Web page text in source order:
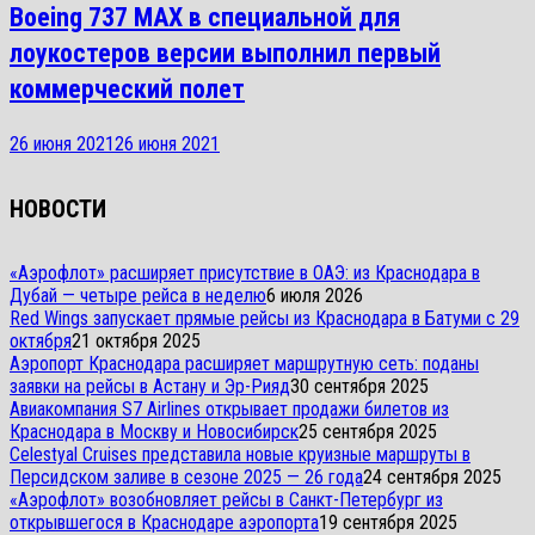
Boeing 737 MAX в специальной для
лоукостеров версии выполнил первый
коммерческий полет
26 июня 202126 июня 2021
НОВОСТИ
«Аэрофлот» расширяет присутствие в ОАЭ: из Краснодара в
Дубай — четыре рейса в неделю6 июля 2026
Red Wings запускает прямые рейсы из Краснодара в Батуми с 29
октября21 октября 2025
Аэропорт Краснодара расширяет маршрутную сеть: поданы
заявки на рейсы в Астану и Эр-Рияд30 сентября 2025
Авиакомпания S7 Airlines открывает продажи билетов из
Краснодара в Москву и Новосибирск25 сентября 2025
Celestyal Cruises представила новые круизные маршруты в
Персидском заливе в сезоне 2025 — 26 года24 сентября 2025
«Аэрофлот» возобновляет рейсы в Санкт-Петербург из
открывшегося в Краснодаре аэропорта19 сентября 2025